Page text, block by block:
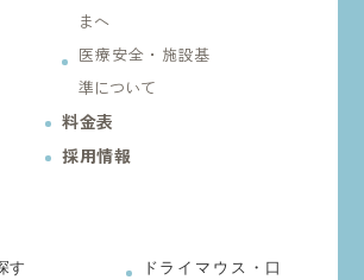
まへ
医療安全・施設基
準について
料金表
採用情報
す
ドライマウス・口